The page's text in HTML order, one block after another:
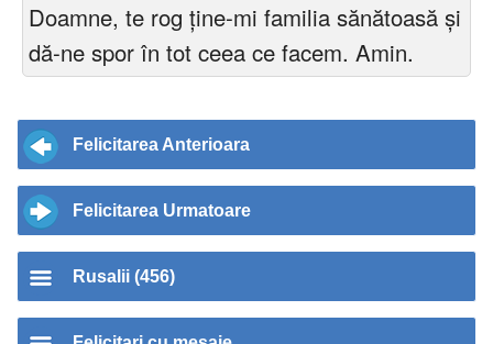
Doamne, te rog ține-mi familia sănătoasă și
dă-ne spor în tot ceea ce facem. Amin.
Felicitarea Anterioara
Felicitarea Urmatoare
Rusalii (456)